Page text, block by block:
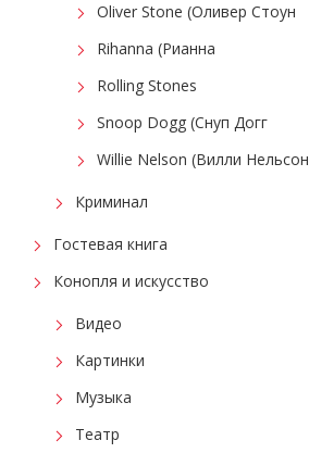
Oliver Stone (Оливер Стоун
Rihanna (Рианна
Rolling Stones
Snoop Dogg (Снуп Догг
Willie Nelson (Вилли Нельсон
Криминал
Гостевая книга
Конопля и искусство
Видео
Картинки
Музыка
Театр